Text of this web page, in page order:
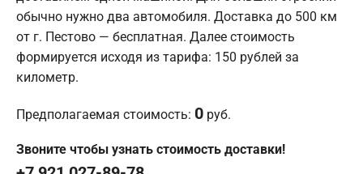
обычно нужно два автомобиля. Доставка до 500 км
от г. Пестово — бесплатная. Далее стоимость
формируется исходя из тарифа: 150 рублей за
километр.
Предполагаемая стоимость: 0 руб.
Звоните чтобы узнать стоимость доставки!